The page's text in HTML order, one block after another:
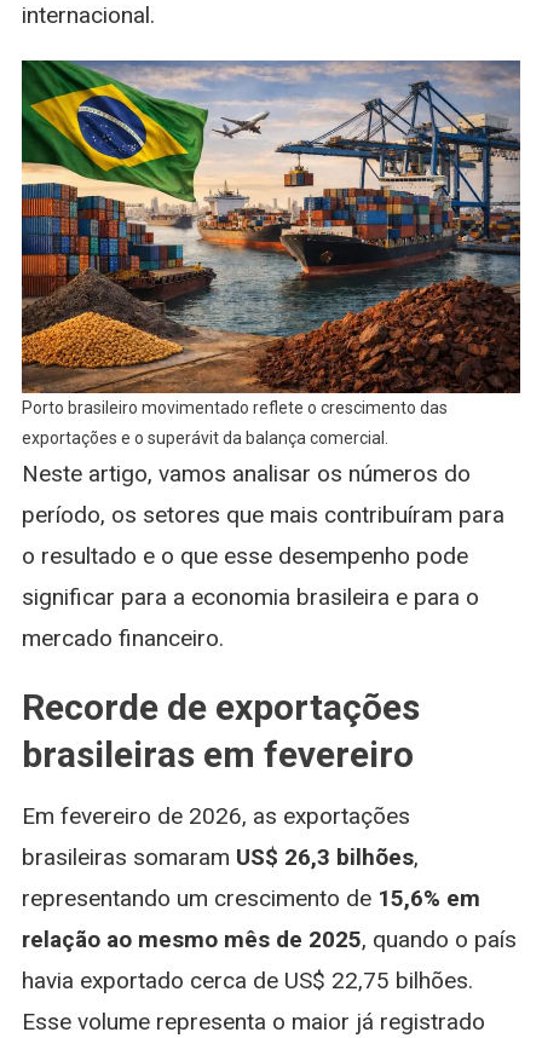
internacional.
Porto brasileiro movimentado reflete o crescimento das
exportações e o superávit da balança comercial.
Neste artigo, vamos analisar os números do
período, os setores que mais contribuíram para
o resultado e o que esse desempenho pode
significar para a economia brasileira e para o
mercado financeiro.
Recorde de exportações
brasileiras em fevereiro
Em fevereiro de 2026, as exportações
brasileiras somaram US$ 26,3 bilhões,
representando um crescimento de 15,6% em
relação ao mesmo mês de 2025, quando o país
havia exportado cerca de US$ 22,75 bilhões.
Esse volume representa o maior já registrado